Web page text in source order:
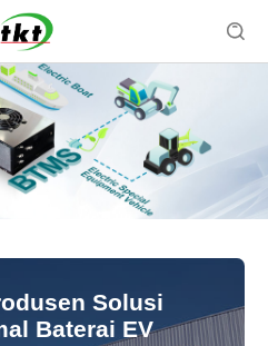

Solusi
Baterai EV